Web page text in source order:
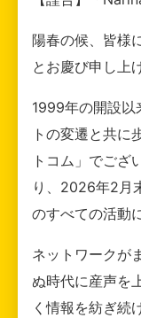
陽春の候、皆様
とお慶び申し上
1999年の開設以
トの変遷と共に
トコム」でござ
り、2026年2月
のすべての活動
ネットワークが
ぬ時代に産声を
く情報を紡ぎ続